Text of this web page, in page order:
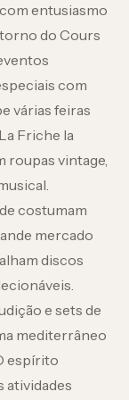
entusiasmo
do Cours
com
várias feiras
Friche la
roupas vintage,
costumam
mercado
discos
e sets de
mediterrâneo
espírito
atividades